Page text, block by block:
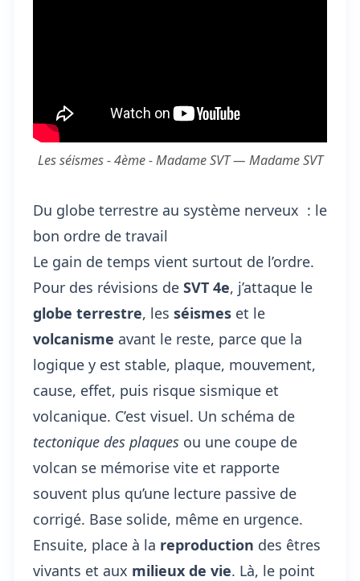
Les séismes - 4ème - Madame SVT — Madame SVT
Du globe terrestre au système nerveux : le
bon ordre de travail
Le gain de temps vient surtout de l’ordre.
Pour des révisions de SVT 4e, j’attaque le
globe terrestre, les séismes et le
volcanisme avant le reste, parce que la
logique y est stable, plaque, mouvement,
cause, effet, puis risque sismique et
volcanique. C’est visuel. Un schéma de
tectonique des plaques ou une coupe de
volcan se mémorise vite et rapporte
souvent plus qu’une lecture passive de
corrigé. Base solide, même en urgence.
Ensuite, place à la reproduction des êtres
vivants et aux milieux de vie. Là, le point